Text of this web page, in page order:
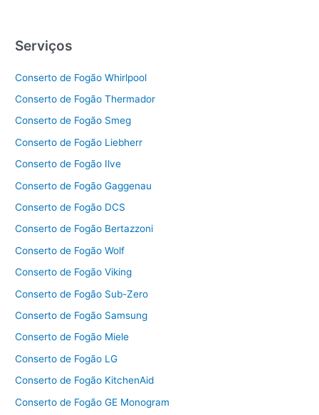
Serviços
Conserto de Fogão Whirlpool
Conserto de Fogão Thermador
Conserto de Fogão Smeg
Conserto de Fogão Liebherr
Conserto de Fogão Ilve
Conserto de Fogão Gaggenau
Conserto de Fogão DCS
Conserto de Fogão Bertazzoni
Conserto de Fogão Wolf
Conserto de Fogão Viking
Conserto de Fogão Sub-Zero
Conserto de Fogão Samsung
Conserto de Fogão Miele
Conserto de Fogão LG
Conserto de Fogão KitchenAid
Conserto de Fogão GE Monogram